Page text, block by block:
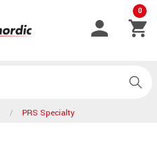
0
PRS Specialty